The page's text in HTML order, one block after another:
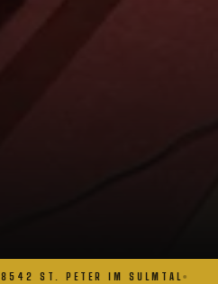
8542 ST. PETER IM SULMTAL